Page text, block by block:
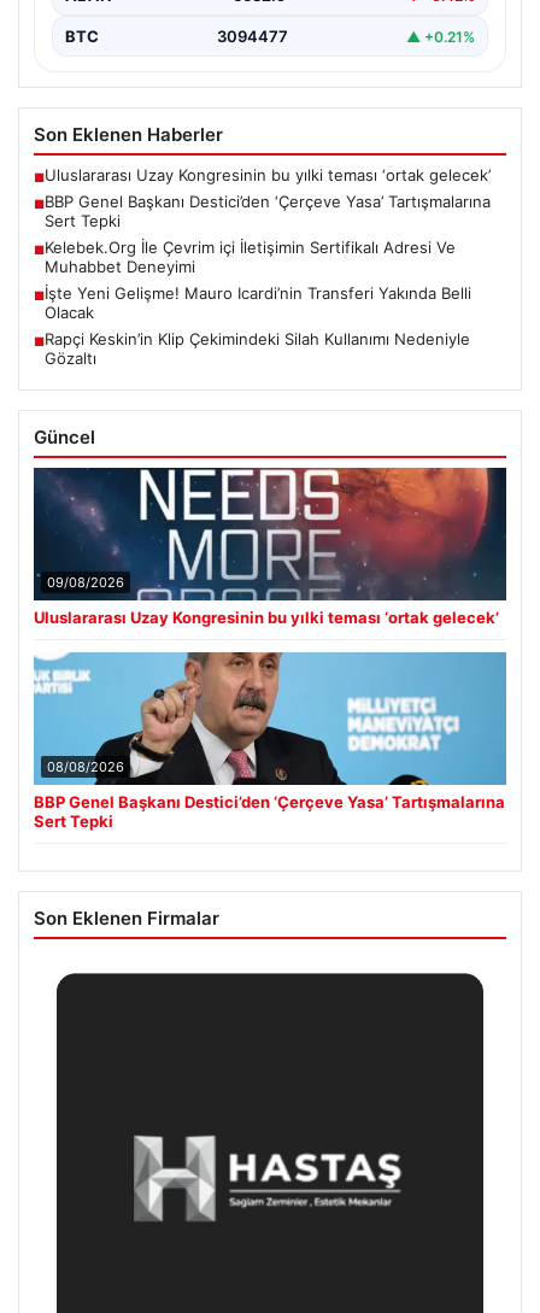
BTC 3094477 ▲ +0.21%
Son Eklenen Haberler
■Uluslararası Uzay Kongresinin bu yılki teması ‘ortak gelecek’
■BBP Genel Başkanı Destici’den ‘Çerçeve Yasa’ Tartışmalarına
Sert Tepki
■Kelebek.Org İle Çevrim içi İletişimin Sertifikalı Adresi Ve
Muhabbet Deneyimi
■İşte Yeni Gelişme! Mauro Icardi’nin Transferi Yakında Belli
Olacak
■Rapçi Keskin’in Klip Çekimindeki Silah Kullanımı Nedeniyle
Gözaltı
Güncel
09/08/2026
Uluslararası Uzay Kongresinin bu yılki teması ‘ortak gelecek’
08/08/2026
BBP Genel Başkanı Destici’den ‘Çerçeve Yasa’ Tartışmalarına
Sert Tepki
Son Eklenen Firmalar